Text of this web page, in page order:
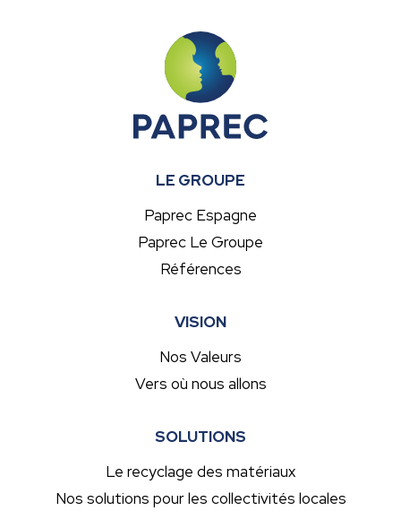
LE GROUPE
Paprec Espagne
Paprec Le Groupe
Références
VISION
Nos Valeurs
Vers où nous allons
SOLUTIONS
Le recyclage des matériaux
Nos solutions pour les collectivités locales